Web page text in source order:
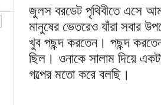
জুলস বরডেট পৃথিবীতে এসে
মানুষের ভেতরেও যাঁরা সবার
খুব পছন্দ করতেন। পছন্দ
ছিল। ওনাকে সালাম দিয়ে
গল্পের মতো করে বলছি।